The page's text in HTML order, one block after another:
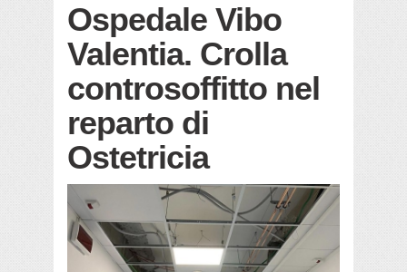
Ospedale Vibo
Valentia. Crolla
controsoffitto nel
reparto di
Ostetricia